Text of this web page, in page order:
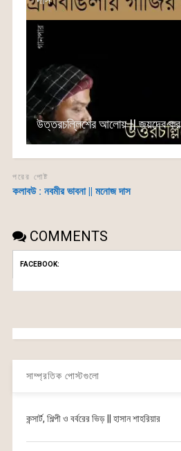
উত্তরচল্লিশের আলোয় || জয়দেব কর
পরের পোষ্ট
কলাবউ : নবমীর ভাবনা || মনোজ দাস
COMMENTS
FACEBOOK:
সাম্প্রতিক পোস্টগুলো
কন্সার্ট, শিল্পী ও বর্বরের ভিড় || হাসান শাহরিয়ার